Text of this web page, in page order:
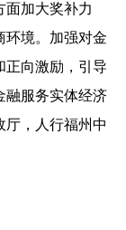
面加大奖补力
环境。加强对金
正向激励，引导
融服务实体经济
厅，人行福州中